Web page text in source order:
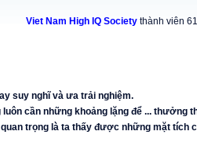
Viet Nam High IQ Societythành viên
suy nghĩ và ưa trải nghiệm.
cần những khoảng lặng để ... thưởng
trọng là ta thấy được những mặt